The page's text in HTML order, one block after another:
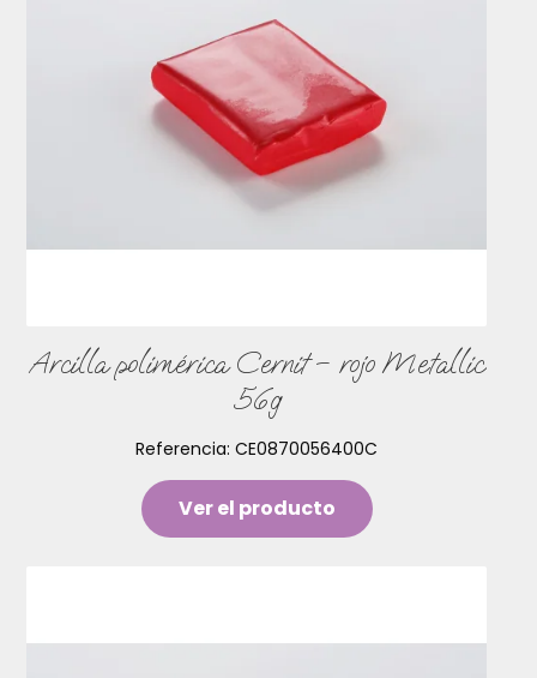
Arcilla polimérica Cernit – rojo Metallic
56g
Referencia: CE0870056400C
Ver el producto